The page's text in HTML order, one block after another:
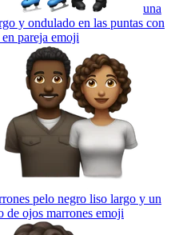
una
y ondulado en las puntas con
pareja emoji
pelo negro liso largo y un
de ojos marrones emoji